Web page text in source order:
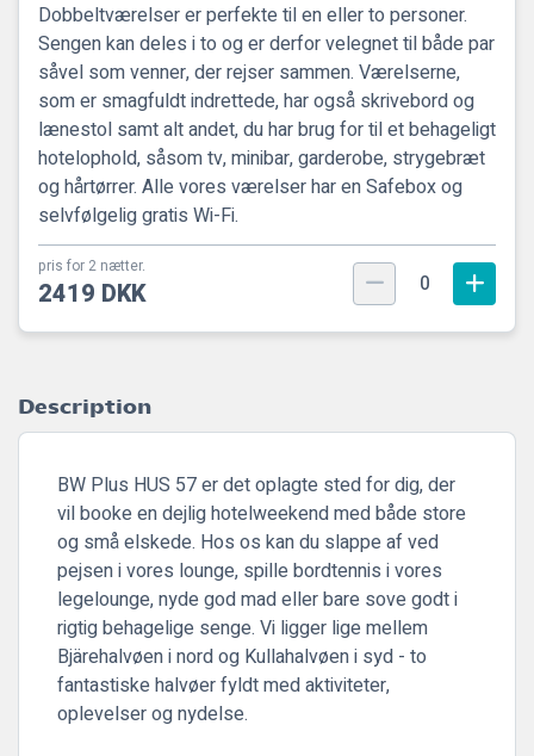
Dobbeltværelser er perfekte til en eller to personer.
Sengen kan deles i to og er derfor velegnet til både par
såvel som venner, der rejser sammen. Værelserne,
som er smagfuldt indrettede, har også skrivebord og
lænestol samt alt andet, du har brug for til et behageligt
hotelophold, såsom tv, minibar, garderobe, strygebræt
og hårtørrer. Alle vores værelser har en Safebox og
selvfølgelig gratis Wi-Fi.
pris for 2 nætter.
2419 DKK 0
Description
BW Plus HUS 57 er det oplagte sted for dig, der
vil booke en dejlig hotelweekend med både store
og små elskede. Hos os kan du slappe af ved
pejsen i vores lounge, spille bordtennis i vores
legelounge, nyde god mad eller bare sove godt i
rigtig behagelige senge. Vi ligger lige mellem
Bjärehalvøen i nord og Kullahalvøen i syd - to
fantastiske halvøer fyldt med aktiviteter,
oplevelser og nydelse.